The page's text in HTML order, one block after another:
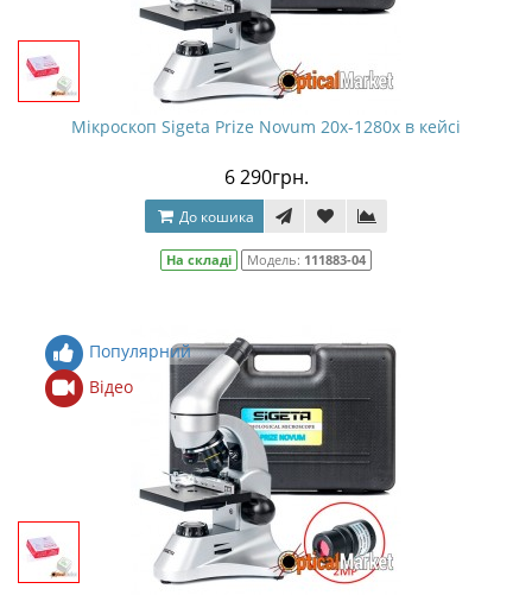
Мікроскоп Sigeta Prize Novum 20x-1280x в кейсі
6 290грн.
До кошика
На складі Модель: 111883-04
Популярний
Відео